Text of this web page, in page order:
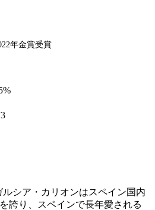
年金賞受賞
シア・カリオンはスペイン国内
誇り、スペインで長年愛される